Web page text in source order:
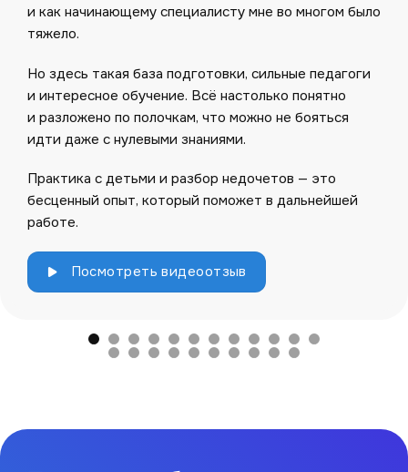
и как начинающему специалисту мне во многом было
тяжело.
Но здесь такая база подготовки, сильные педагоги
и интересное обучение. Всё настолько понятно
и разложено по полочкам, что можно не бояться
идти даже с нулевыми знаниями.
Практика с детьми и разбор недочетов — это
бесценный опыт, который поможет в дальнейшей
работе.
Посмотреть видеоотзыв